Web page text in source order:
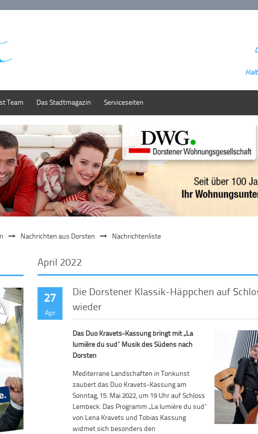
Team Das Stadtmagazin Serviceseiten
Nachrichten aus Dorsten Nachrichtenliste
April 2022
27
Apr
Die Dorstener Klassik-Häppchen auf
wieder
Das Duo Kravets-Kassung bringt mit „La
lumière du sud“ Musik des Südens nach
Dorsten
Mediterrane Landschaften in Tonkunst
zaubert das Duo Kravets-Kassung am
Sonntag, 15. Mai 2022, um 19 Uhr auf Schloss
Lembeck. Das Programm „La lumière du sud“
von Lena Kravets und Tobias Kassung
widmet sich besonders den